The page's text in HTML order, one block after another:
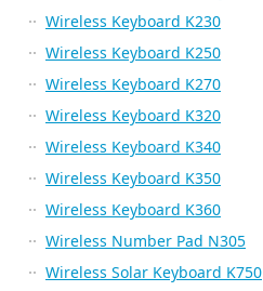
Wireless Keyboard K230
Wireless Keyboard K250
Wireless Keyboard K270
Wireless Keyboard K320
Wireless Keyboard K340
Wireless Keyboard K350
Wireless Keyboard K360
Wireless Number Pad N305
Wireless Solar Keyboard K750